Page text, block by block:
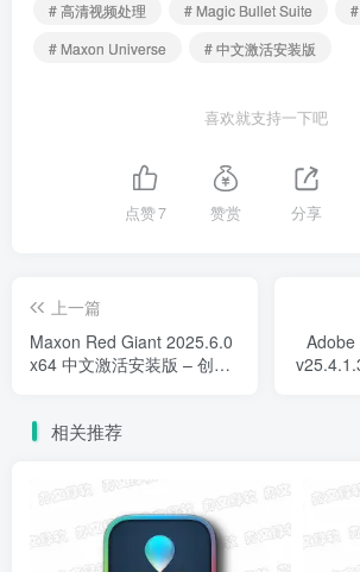
# 高清视频处理
# Magic Bullet Suite
# Maxon Universe
# 中文激活安装版
喜欢就支持一下吧
点赞7 赞赏 分享
上一篇
Maxon Red Giant 2025.6.0
x64 中文激活安装版 – 创意
相关推荐